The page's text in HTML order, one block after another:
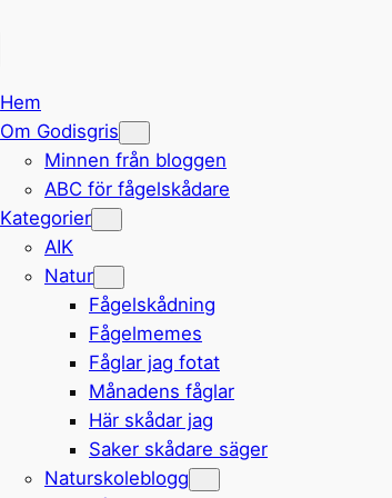
Hem
Om Godisgris
Minnen från bloggen
ABC för fågelskådare
Kategorier
AIK
Natur
Fågelskådning
Fågelmemes
Fåglar jag fotat
Månadens fåglar
Här skådar jag
Saker skådare säger
Naturskoleblogg